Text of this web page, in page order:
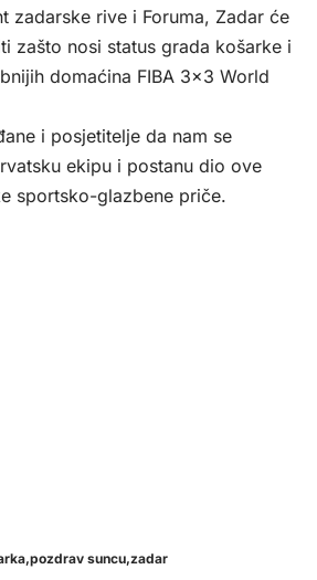
zadarske rive i Foruma, Zadar će
zašto nosi status grada košarke i
domaćina FIBA 3×3 World
i posjetitelje da nam se
ekipu i postanu dio ove
sportsko-glazbene priče.
pozdrav suncu zadar